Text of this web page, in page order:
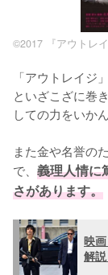
©2017 『アウトレ
「アウトレイジ
といざこざに巻
しての力をいか
また金や名誉の
で、 義理人情に
さがあります。
映
解